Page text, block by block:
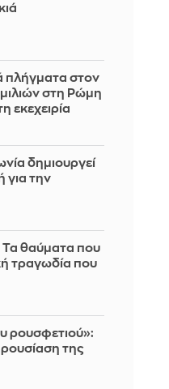
πλήγματα στον
στη Ρώμη
εκεχειρία
δημιουργεί
για την
θαύματα που
τραγωδία που
ρουσφετιού»:
της